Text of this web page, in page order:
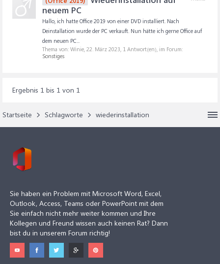
neuem PC
Hallo, ich hatte Office 2019 von einer DVD installiert. Nach
Deinstallation wurde der PC verkauft. Nun hätte ich gerne Office auf
dem neuen PC...
Thema von: Winie, 22. März 2023, 1 Antwort(en), im Forum:
Sonstiges
Ergebnis 1 bis 1 von 1
Startseite Schlagworte wiederinstallation
Sie haben ein Problem mit Microsoft Word, Excel,
Outlook, Access, Teams oder PowerPoint mit dem
Sie einfach nicht mehr weiter kommen und Ihre
Kollegen und Freund wissen auch keinen Rat? Dann
bist du in unserem Forum richtig!